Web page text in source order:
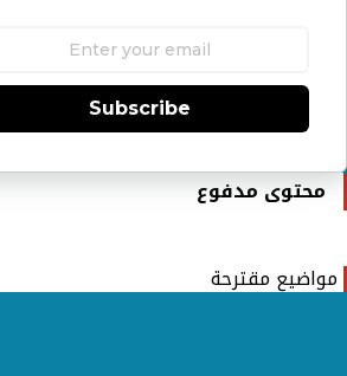
Subscribe
محتوى مدفوع
مواضيع مقترحة